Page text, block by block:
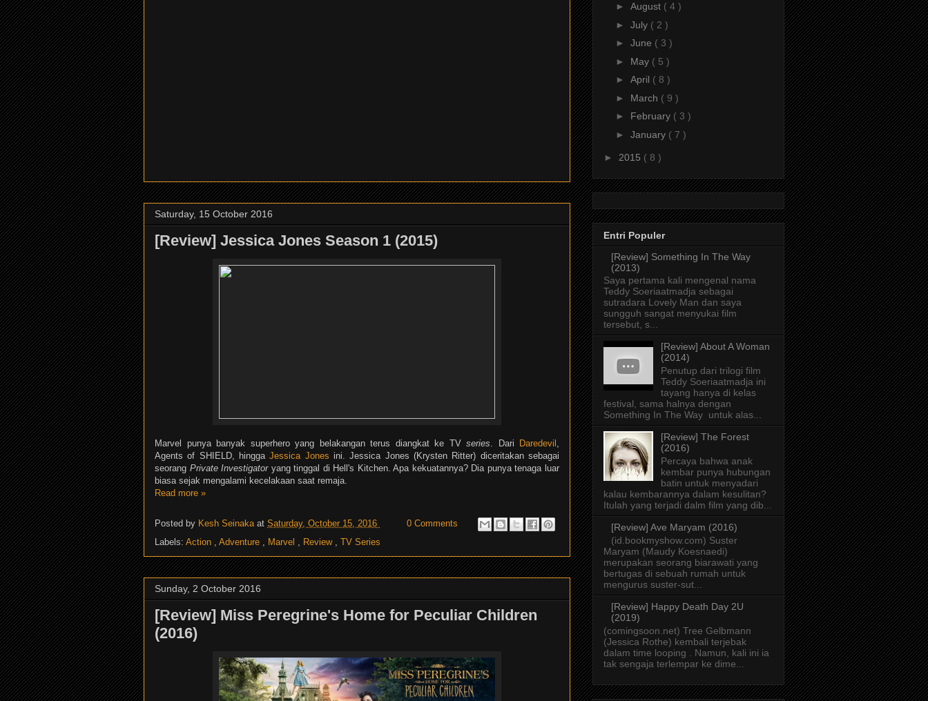
Saturday, 15 October 2016
[Review] Jessica Jones Season 1 (2015)
Marvel punya banyak superhero yang belakangan terus diangkat ke TV series. Dari Daredevil ,
Agents of SHIELD, hinggaJessica Jones ini. Jessica Jones (Krysten Ritter) diceritakan sebagai
seorang Private Investigatoryang tinggal di Hell's Kitchen. Apa kekuatannya? Dia punya tenaga luar
biasa sejak mengalami kecelakaan saat remaja.
Read more »
Posted by Kesh Seinaka at Saturday, October 15, 2016
0 Comments
Labels: Action , Adventure , Marvel , Review , TV Series
Sunday, 2 October 2016
[Review] Miss Peregrine's Home for Peculiar Children
(2016)
► August ( 4 )
► July ( 2 )
► June ( 3 )
► May ( 5 )
► April ( 8 )
► March ( 9 )
► February ( 3 )
► January ( 7 )
► 2015 ( 8 )
Entri Populer
[Review] Something In The Way
(2013)
Saya pertama kali mengenal nama
Teddy Soeriaatmadja sebagai
sutradara Lovely Man dan saya
sungguh sangat menyukai film
tersebut, s...
[Review] About A Woman
(2014)
Penutup dari trilogi film
Teddy Soeriaatmadja ini
tayang hanya di kelas
festival, sama halnya dengan
Something In The Way untuk alas...
[Review] The Forest
(2016)
Percaya bahwa anak
kembar punya hubungan
batin untuk menyadari
kalau kembarannya dalam kesulitan?
Itulah yang terjadi dalm film yang dib...
[Review] Ave Maryam (2016)
(id.bookmyshow.com) Suster
Maryam (Maudy Koesnaedi)
merupakan seorang biarawati yang
bertugas di sebuah rumah untuk
mengurus suster-sut...
[Review] Happy Death Day 2U
(2019)
(comingsoon.net) Tree Gelbmann
(Jessica Rothe) kembali terjebak
dalam time looping . Namun, kali ini ia
tak sengaja terlempar ke dime...